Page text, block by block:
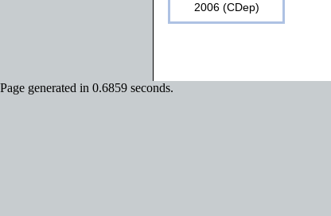
2006 (CDep)
Page generated in 0.6859 seconds.